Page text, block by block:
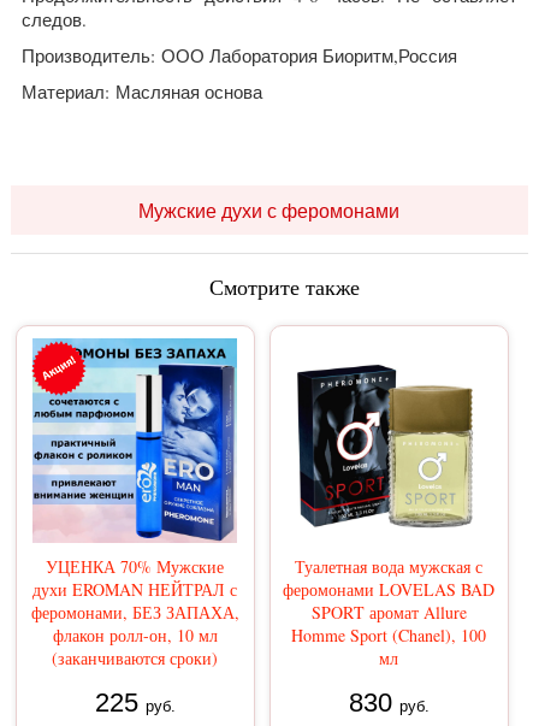
следов.
Производитель: ООО Лаборатория Биоритм,Россия
Материал: Масляная основа
Мужские духи с феромонами
Смотрите также
УЦЕНКА 70% Мужские
духи EROMAN НЕЙТРАЛ с
феромонами, БЕЗ ЗАПАХА,
флакон ролл-он, 10 мл
(заканчиваются сроки)
225 руб.
Туалетная вода мужская с
феромонами LOVELAS BAD
SPORT аромат Allure
Homme Sport (Chanel), 100
мл
830 руб.